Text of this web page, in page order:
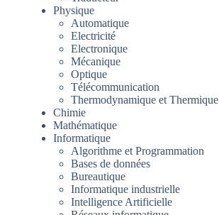
Physique
Automatique
Electricité
Electronique
Mécanique
Optique
Télécommunication
Thermodynamique et Thermique
Chimie
Mathématique
Informatique
Algorithme et Programmation
Bases de données
Bureautique
Informatique industrielle
Intelligence Artificielle